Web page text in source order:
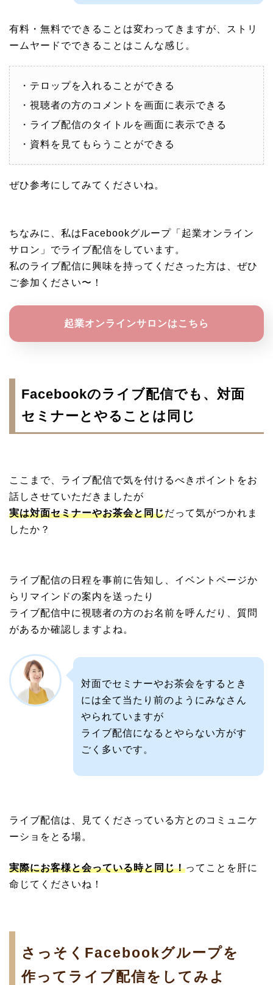
有料・無料でできることは変わってきますが、ストリ
ームヤードでできることはこんな感じ。
・テロップを入れることができる
・視聴者の方のコメントを画面に表示できる
・ライブ配信のタイトルを画面に表示できる
・資料を見てもらうことができる
ぜひ参考にしてみてくださいね。
ちなみに、私はFacebookグループ「起業オンライン
サロン」でライブ配信をしています。
私のライブ配信に興味を持ってくださった方は、ぜひ
ご参加ください〜！
起業オンラインサロンはこちら
Facebookのライブ配信でも、対面
セミナーとやることは同じ
ここまで、ライブ配信で気を付けるべきポイントをお
話しさせていただきましたが
実は対面セミナーやお茶会と同じだって気がつかれま
したか？
ライブ配信の日程を事前に告知し、イベントページか
らリマインドの案内を送ったり
ライブ配信中に視聴者の方のお名前を呼んだり、質問
があるか確認しますよね。
対面でセミナーやお茶会をするとき
には全て当たり前のようにみなさん
やられていますが
ライブ配信になるとやらない方がす
ごく多いです。
ライブ配信は、見てくださっている方とのコミュニケ
ーショをとる場。
実際にお客様と会っている時と同じ！ってことを肝に
命じてくださいね！
さっそくFacebookグループを
作ってライブ配信をしてみよ